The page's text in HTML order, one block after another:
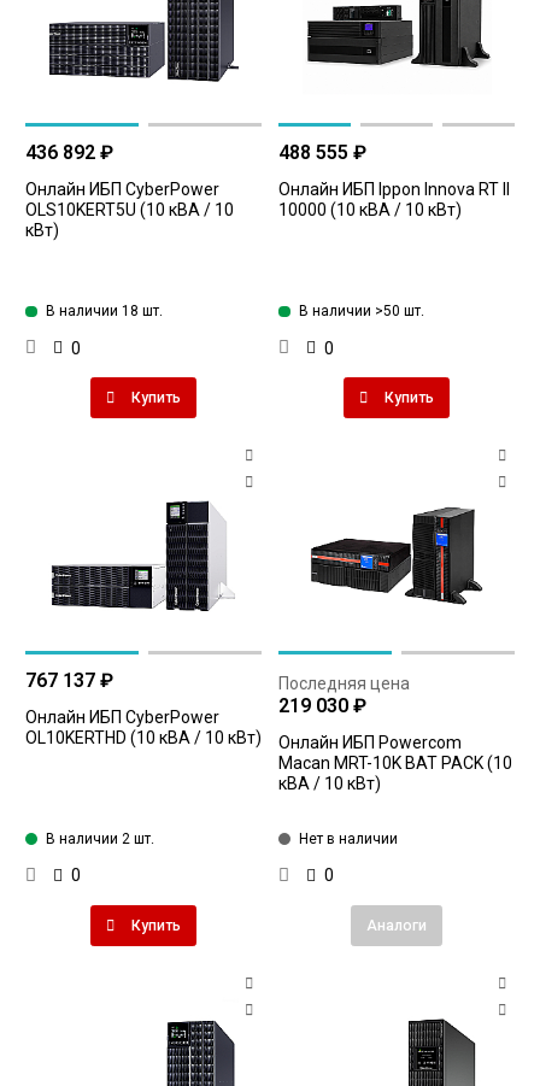
436 892 ₽
Онлайн ИБП CyberPower
OLS10KERT5U (10 кВА / 10
кВт)
В наличии 18 шт.
0
Купить
488 555 ₽
Онлайн ИБП Ippon Innova RT II
10000 (10 кВА / 10 кВт)
В наличии >50 шт.
0
Купить
767 137 ₽
Онлайн ИБП CyberPower
OL10KERTHD (10 кВА / 10 кВт)
В наличии 2 шт.
0
Купить
Последняя цена
219 030 ₽
Онлайн ИБП Powercom
Macan MRT-10K BAT PACK (10
кВА / 10 кВт)
Нет в наличии
0
Аналоги